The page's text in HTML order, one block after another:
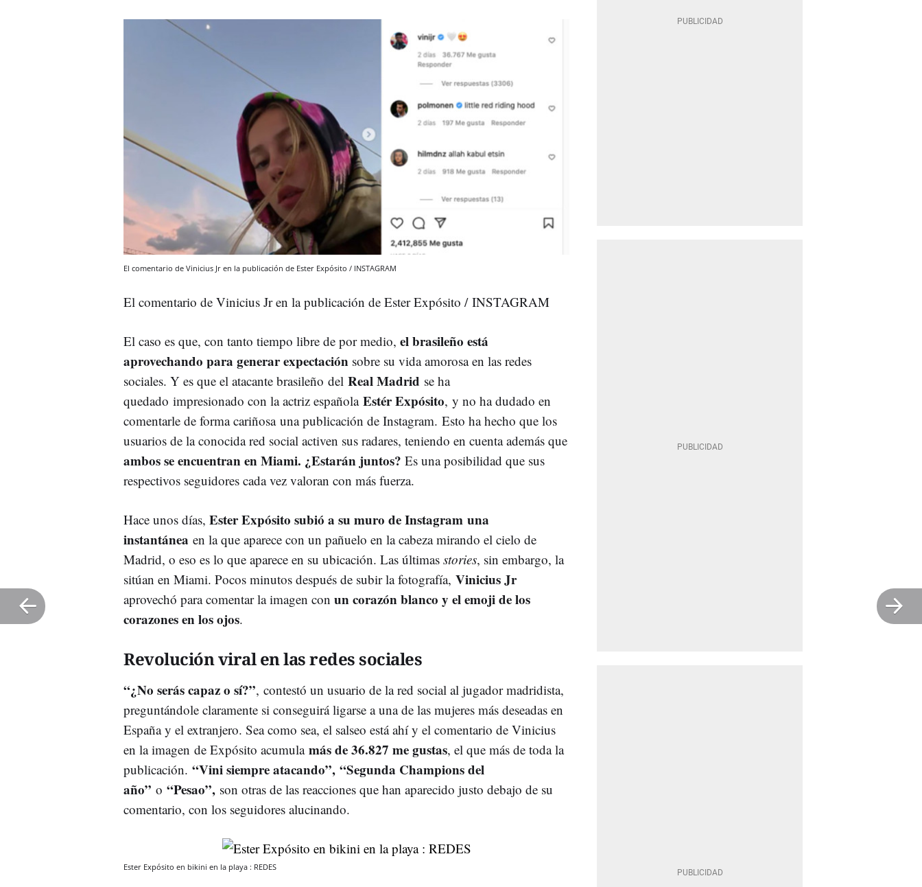
El comentario de Vinicius Jr en la publicación de Ester Expósito / INSTAGRAM
El comentario de Vinicius Jr en la publicación de Ester Expósito / INSTAGRAM
El caso es que, con tanto tiempo libre de por medio, el brasileño está
aprovechando para generar expectación sobre su vida amorosa en las redes
sociales. Y es que el atacante brasileño del Real Madrid se ha
quedado impresionado con la actriz española Estér Expósito, y no ha dudado en
comentarle de forma cariñosa una publicación de Instagram. Esto ha hecho que los
usuarios de la conocida red social activen sus radares, teniendo en cuenta además que
ambos se encuentran en Miami. ¿Estarán juntos? Es una posibilidad que sus
respectivos seguidores cada vez valoran con más fuerza.
Hace unos días, Ester Expósito subió a su muro de Instagram una
instantánea en la que aparece con un pañuelo en la cabeza mirando el cielo de
Madrid, o eso es lo que aparece en su ubicación. Las últimas stories, sin embargo, la
sitúan en Miami. Pocos minutos después de subir la fotografía, Vinicius Jr
aprovechó para comentar la imagen con un corazón blanco y el emoji de los
corazones en los ojos.
Revolución viral en las redes sociales
“¿No serás capaz o sí?”, contestó un usuario de la red social al jugador madridista,
preguntándole claramente si conseguirá ligarse a una de las mujeres más deseadas en
España y el extranjero. Sea como sea, el salseo está ahí y el comentario de Vinicius
en la imagen de Expósito acumula más de 36.827 me gustas, el que más de toda la
publicación. “Vini siempre atacando”, “Segunda Champions del
año” o “Pesao”, son otras de las reacciones que han aparecido justo debajo de su
comentario, con los seguidores alucinando.
Ester Expósito en bikini en la playa : REDES